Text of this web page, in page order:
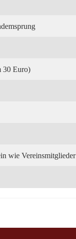
30 Euro)
wie Vereinsmitglieder